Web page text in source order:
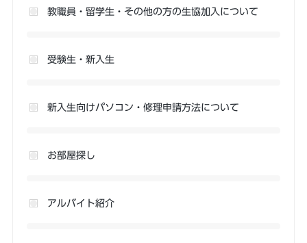
教職員・留学生・その他の方の生協加入について
受験生・新入生
新入生向けパソコン・修理申請方法について
お部屋探し
アルバイト紹介